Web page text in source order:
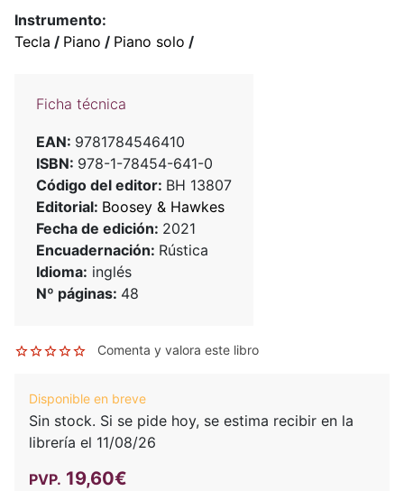
Instrumento:
Tecla / Piano / Piano solo /
Ficha técnica
EAN: 9781784546410
ISBN: 978-1-78454-641-0
Código del editor: BH 13807
Editorial: Boosey & Hawkes
Fecha de edición: 2021
Encuadernación: Rústica
Idioma: inglés
Nº páginas: 48
Comenta y valora este libro
Disponible en breve
Sin stock. Si se pide hoy, se estima recibir en la
librería el 11/08/26
PVP. 19,60€